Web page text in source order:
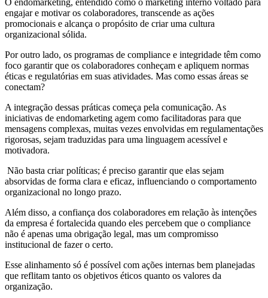
O endomarketing, entendido como o marketing interno voltado para
engajar e motivar os colaboradores, transcende as ações
promocionais e alcança o propósito de criar uma cultura
organizacional sólida.
Por outro lado, os programas de compliance e integridade têm como
foco garantir que os colaboradores conheçam e apliquem normas
éticas e regulatórias em suas atividades. Mas como essas áreas se
conectam?
A integração dessas práticas começa pela comunicação. As
iniciativas de endomarketing agem como facilitadoras para que
mensagens complexas, muitas vezes envolvidas em regulamentações
rigorosas, sejam traduzidas para uma linguagem acessível e
motivadora.
Não basta criar políticas; é preciso garantir que elas sejam
absorvidas de forma clara e eficaz, influenciando o comportamento
organizacional no longo prazo.
Além disso, a confiança dos colaboradores em relação às intenções
da empresa é fortalecida quando eles percebem que o compliance
não é apenas uma obrigação legal, mas um compromisso
institucional de fazer o certo.
Esse alinhamento só é possível com ações internas bem planejadas
que reflitam tanto os objetivos éticos quanto os valores da
organização.